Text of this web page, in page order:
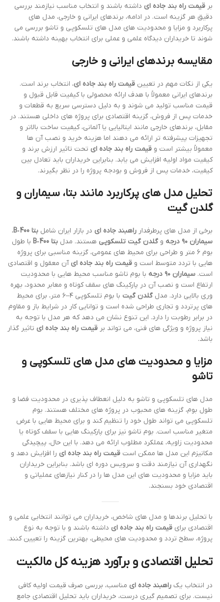
بر قیمت راه بند جاده ای داشته باشند و انتخاب مناسب نیازمند بررسی
دقیق هر گزینه است. در ادامه، برندهای ایرانی و خارجی، مدل های
پرکاربرد و مزایا و محدودیت های مدل های تلسکوپی و تاشو بررسی می
شوند تا خریداران دیدگاه علمی و عملی برای انتخاب بهینه داشته باشند.
مقایسه برندهای ایرانی و خارجی
یکی از نکات مهم در تعیین قیمت راه بند جاده ای، انتخاب برند است.
برندهای ایرانی معمولاً با هدف ارائه محصولی با کیفیت قابل قبول و
قیمت مناسب تولید می شوند و به دلیل دسترسی سریع به قطعات و
خدمات پس از فروش، گزینه اقتصادی برای پروژه های داخلی هستند. در
مقابل، برندهای خارجی مانند ایتالیایی یا آلمانی، کیفیت ساخت بالاتر و
تجهیزات پیشرفته تر ارائه می دهند اما هزینه خرید و نصب آن ها
معمولاً بیشتر است و قیمت راه بند جاده ای تحت تاثیر ارزش برند و
کیفیت مواد اولیه افزایش می یابد. بنابراین خریداران باید تعادل بین
کیفیت، خدمات پس از فروش و بودجه پروژه را در نظر بگیرند.
تحلیل مدل های پرکاربرد مانند بتا، سیماران و
گلدن گیت
برخی از مدل های پرطرفدار راهبند جاده ای در بازار ایران شامل بتا B‑400
،
سیماران ۹۰ درجه
و گلدن گیت تلسکوپی هستند. مدل بتا B‑400
با طول
بوم ۶ متر و طراحی برای محیط های عمومی، گزینه مناسبی برای پروژه
هایی با تردد متوسط است و قیمت راه بند جاده ای آن معقول و اقتصادی
است. سیماران ۹۰ درجه
با بوم تاشو مناسب محیط هایی با محدودیت
ارتفاع است و نصب آن در پارکینگ های سقف کوتاه و معابر محدود، بهره
وری بالایی دارد. مدل گلدن گیت
با بوم تلسکوپی ۴–۶ متر، برای محیط
های پرتردد و تجاری طراحی شده است و توانایی کار در شرایط باز و مقاوم
در برابر رطوبت را دارد. این تنوع نشان می دهد که هر مدل با توجه به
نیاز پروژه و ویژگی های فنی، می تواند بر قیمت راه بند جاده ای تاثیر گذار
باشد.
مزایا و محدودیت های مدل های تلسکوپی و
تاشو
مدل های تلسکوپی و تاشو به دلیل انعطاف پذیری در محدودیت فضا و
طول بوم، گزینه های محبوب در پروژه های مختلف هستند. بوم
تلسکوپی می تواند طول خود را تنظیم کند و برای محیط هایی با عرض
متغیر مناسب است. بوم تاشو نیز برای پارکینگ هایی با سقف کوتاه یا
محدودیت زاویه، عملکرد مطلوب ارائه می دهد. با این حال، پیچیدگی
مکانیزم این مدل ها ممکن است قیمت راه بند جاده ای را افزایش دهد و
نگهداری آن نیازمند دقت و سرویس دوره ای باشد. بنابراین خریداران
باید مزایا و محدودیت های این مدل ها را در کنار نیازهای عملیاتی و
اقتصادی خود بسنجند.
با تحلیل برندها و مدل های شاخص، خریداران می توانند انتخابی علمی و
اقتصادی برای قیمت راه بند جاده ای داشته باشند و با توجه به نوع
پروژه، سطح تردد و محدودیت های محیطی، بهترین گزینه را تعیین کنند.
تحلیل اقتصادی و برآورد هزینه کل مالکیت
در انتخاب یک راهبند جاده ای مناسب، بررسی صرف قیمت اولیه کافی
نیست. برای تصمیم گیری درست، خریداران باید تحلیل اقتصادی جامع